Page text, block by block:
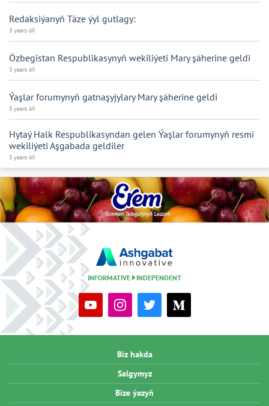
Redaksiýanyň Täze ýyl gutlagy:
3 years öň
Özbegistan Respublikasynyň wekiliýeti Mary şäherine geldi
3 years öň
Ýaşlar forumynyň gatnaşyjylary Mary şäherine geldi
3 years öň
Hytaý Halk Respublikasyndan gelen Ýaşlar forumynyň resmi
wekiliýeti Aşgabada geldiler
3 years öň
INFORMATIVE INDEPENDENT
Biz hakda
Salgymyz
Bize ýazyň